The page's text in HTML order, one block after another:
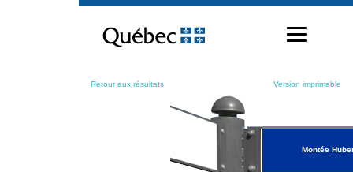
contenu
Retour aux résultats Version imprimable
Montée